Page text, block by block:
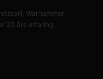
Warhammer
20 års erfaring.